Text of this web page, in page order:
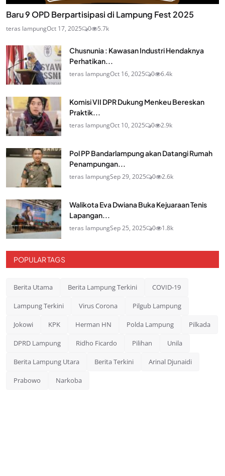
Baru 9 OPD Berpartisipasi di Lampung Fest 2025
teras lampungOct 17, 2025 0 5.7k
Chusnunia : Kawasan Industri Hendaknya
Perhatikan...
teras lampungOct 16, 2025 0 6.4k
Komisi VII DPR Dukung Menkeu Bereskan
Praktik...
teras lampungOct 10, 2025 0 2.9k
Pol PP Bandarlampung akan Datangi Rumah
Penampungan...
teras lampungSep 29, 2025 0 2.6k
Walikota Eva Dwiana Buka Kejuaraan Tenis
Lapangan...
teras lampungSep 25, 2025 0 1.8k
POPULAR TAGS
Berita Utama Berita Lampung Terkini COVID-19
Lampung Terkini Virus Corona Pilgub Lampung
Jokowi KPK Herman HN Polda Lampung Pilkada
DPRD Lampung Ridho Ficardo Pilihan Unila
Berita Lampung Utara Berita Terkini Arinal Djunaidi
Prabowo Narkoba